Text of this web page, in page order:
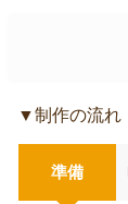
▼制作の流れ
準備